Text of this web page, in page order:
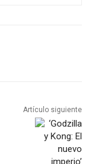
Artículo siguiente